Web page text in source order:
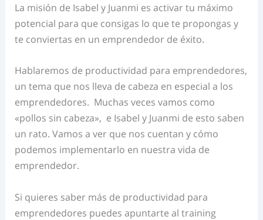
La misión de Isabel y Juanmi es activar tu máximo
potencial para que consigas lo que te propongas y
te conviertas en un emprendedor de éxito.
Hablaremos de productividad para emprendedores,
un tema que nos lleva de cabeza en especial a los
emprendedores. Muchas veces vamos como
«pollos sin cabeza», e Isabel y Juanmi de esto saben
un rato. Vamos a ver que nos cuentan y cómo
podemos implementarlo en nuestra vida de
emprendedor.
Si quieres saber más de productividad para
emprendedores puedes apuntarte al training